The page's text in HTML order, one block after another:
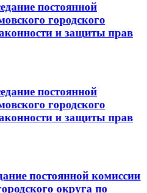
постоянной
городского
и защиты прав
постоянной
городского
и защиты прав
постоянной комиссии
округа по